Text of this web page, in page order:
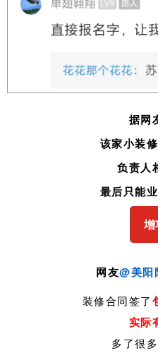
据网
该家小装
负责人
最后只能
增
网友@美阳
装修合同签了
实际
多了很